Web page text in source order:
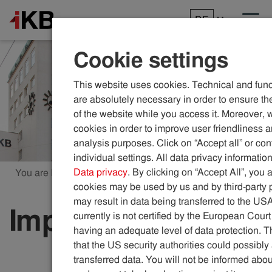
DE Menu
You are here: ikb.at Legal Notice
Impressum
Cookie settings
This website uses cookies. Technical and
are absolutely necessary in order to ensure
of the website while you access it. Moreover,
cookies in order to improve user friendliness
analysis purposes. Click on “Accept all” or
individual settings. All data privacy
Data privacy. By clicking on “Accept All”, you
cookies may be used by us and by third-party
may result in data being transferred to the
currently is not certified by the European
having an adequate level of data protection.
that the US security authorities could possibly
transferred data. You will not be informed